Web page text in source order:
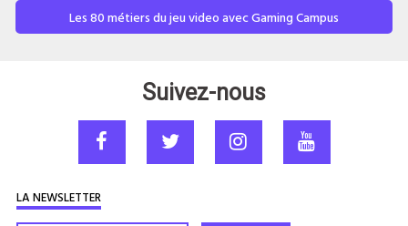
Les 80 métiers du jeu video avec Gaming Campus
Suivez-nous
LA NEWSLETTER